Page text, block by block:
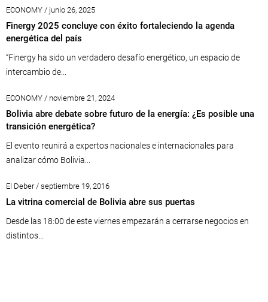
ECONOMY / junio 26, 2025
Finergy 2025 concluye con éxito fortaleciendo la agenda
energética del país
“Finergy ha sido un verdadero desafío energético, un espacio de
intercambio de...
ECONOMY / noviembre 21, 2024
Bolivia abre debate sobre futuro de la energía: ¿Es posible una
transición energética?
El evento reunirá a expertos nacionales e internacionales para
analizar cómo Bolivia...
El Deber / septiembre 19, 2016
La vitrina comercial de Bolivia abre sus puertas
Desde las 18:00 de este viernes empezarán a cerrarse negocios en
distintos...